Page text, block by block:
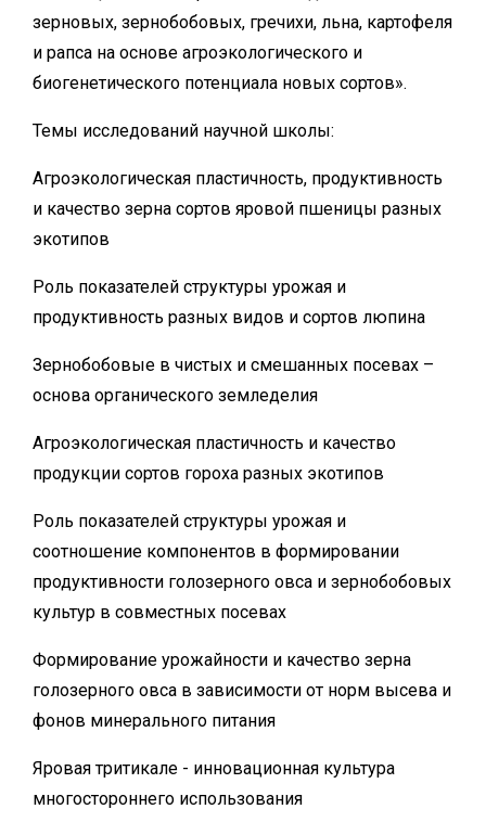
зерновых, зернобобовых, гречихи, льна, картофеля
и рапса на основе агроэкологического и
биогенетического потенциала новых сортов».
Темы исследований научной школы:
Агроэкологическая пластичность, продуктивность
и качество зерна сортов яровой пшеницы разных
экотипов
Роль показателей структуры урожая и
продуктивность разных видов и сортов люпина
Зернобобовые в чистых и смешанных посевах –
основа органического земледелия
Агроэкологическая пластичность и качество
продукции сортов гороха разных экотипов
Роль показателей структуры урожая и
соотношение компонентов в формировании
продуктивности голозерного овса и зернобобовых
культур в совместных посевах
Формирование урожайности и качество зерна
голозерного овса в зависимости от норм высева и
фонов минерального питания
Яровая тритикале - инновационная культура
многостороннего использования